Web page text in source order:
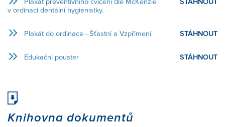
KE STAŽENÍ
Plakát preventivního cvičení dle McKenzie
v ordinaci dentální hygienistky.
STÁHNOUT
Plakát do ordinace - Šťastní a Vzpřímení STÁHNOUT
Edukační pouster STÁHNOUT
Knihovna dokumentů